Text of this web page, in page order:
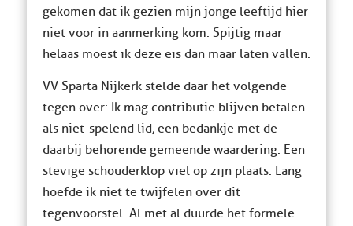
gekomen dat ik gezien mijn jonge leeftijd hier
niet voor in aanmerking kom. Spijtig maar
helaas moest ik deze eis dan maar laten vallen.
VV Sparta Nijkerk stelde daar het volgende
tegen over: Ik mag contributie blijven betalen
als niet-spelend lid, een bedankje met de
daarbij behorende gemeende waardering. Een
stevige schouderklop viel op zijn plaats. Lang
hoefde ik niet te twijfelen over dit
tegenvoorstel. Al met al duurde het formele